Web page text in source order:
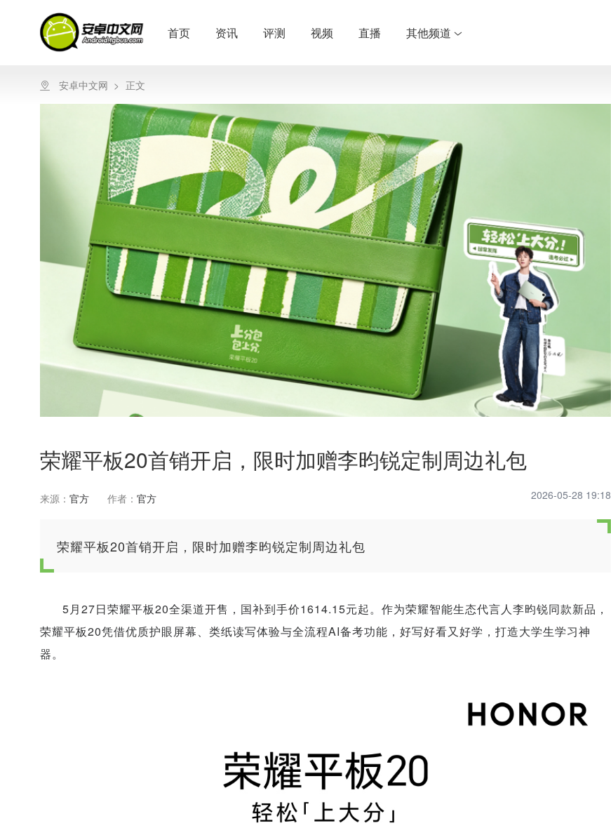
首页 资讯 评测 视频 直播 其他频道
安卓中文网 > 正文
荣耀平板20首销开启，限时加赠李昀锐定制周边礼包
来源： 官方 作者： 官方 2026-05-28 19:18
荣耀平板20首销开启，限时加赠李昀锐定制周边礼包
5月27日荣耀平板20全渠道开售，国补到手价1614.15元起。 作为荣耀智能生态代言人李昀锐同款新品，
荣耀平板20凭借优质护眼屏幕、 类纸读写体验与全流程AI备考功能，好写好看又好学， 打造大学生学习神
器。